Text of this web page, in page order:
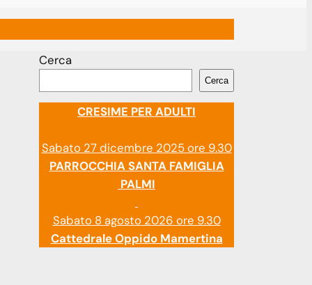
Cerca
Cerca
CRESIME PER ADULTI
Sabato 27 dicembre 2025 ore 9.30
PARROCCHIA SANTA FAMIGLIA
PALMI
Sabato 8 agosto 2026 ore 9.30
Cattedrale Oppido Mamertina